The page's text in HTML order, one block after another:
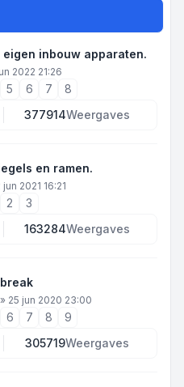
inbouw apparaten.
2022 21:26
5 6 7
8
377914Weergaves
en ramen.
jun 2021 16:21
2
3
163284Weergaves
» 25 jun 2020 23:00
6 7 8
9
305719Weergaves